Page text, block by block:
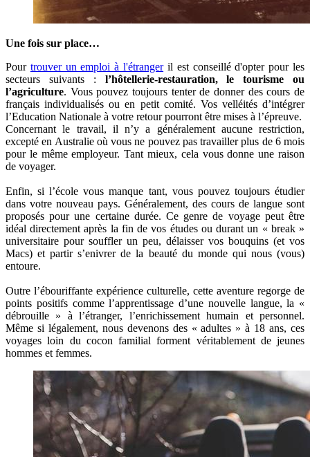
Une fois sur place…
Pour trouver un emploi à l'étrangeril est conseillé d'opter pour les
secteurs suivants : l’hôtellerie-restauration, le tourisme ou
l’agriculture. Vous pouvez toujours tenter de donner des cours de
français individualisés ou en petit comité. Vos velléités d’intégrer
l’Education Nationale à votre retour pourront être mises à l’épreuve.
Concernant le travail, il n’y a généralement aucune restriction,
excepté en Australie où vous ne pouvez pas travailler plus de 6 mois
pour le même employeur. Tant mieux, cela vous donne une raison
de voyager.
Enfin, si l’école vous manque tant, vous pouvez toujours étudier
dans votre nouveau pays. Généralement, des cours de langue sont
proposés pour une certaine durée. Ce genre de voyage peut être
idéal directement après la fin de vos études ou durant un « break »
universitaire pour souffler un peu, délaisser vos bouquins (et vos
Macs) et partir s’enivrer de la beauté du monde qui nous (vous)
entoure.
Outre l’ébouriffante expérience culturelle, cette aventure regorge de
points positifs comme l’apprentissage d’une nouvelle langue, la «
débrouille » à l’étranger, l’enrichissement humain et personnel.
Même si légalement, nous devenons des « adultes » à 18 ans, ces
voyages loin du cocon familial forment véritablement de jeunes
hommes et femmes.